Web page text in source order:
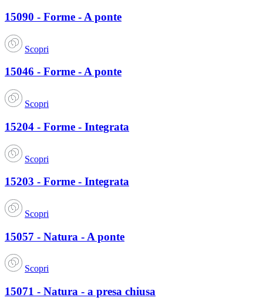
15090 - Forme - A ponte
Scopri
15046 - Forme - A ponte
Scopri
15204 - Forme - Integrata
Scopri
15203 - Forme - Integrata
Scopri
15057 - Natura - A ponte
Scopri
15071 - Natura - a presa chiusa